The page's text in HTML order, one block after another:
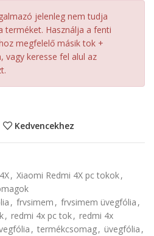
jelenleg nem tudja
terméket. Használja a fenti
megfelelő másik tok +
vagy keresse fel alul az
Kedvencekhez
, Xiaomi Redmi 4X pc tokok,
, frvsimem , frvsimem üvegfólia ,
, redmi 4x pc tok, redmi 4x
, termékcsomag, üvegfólia ,